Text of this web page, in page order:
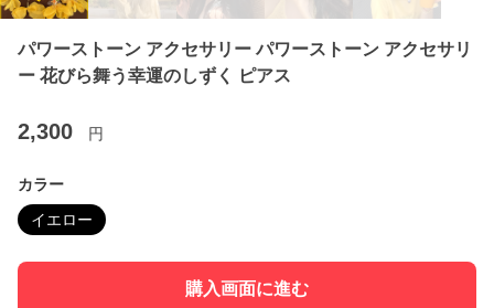
パワーストーン アクセサリー パワーストーン アクセサリ
ー 花びら舞う幸運のしずく ピアス
2,300 円
カラー
イエロー
購入画面に進む